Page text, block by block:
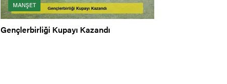
MANŞET
Gençlerbirliği Kupayı Kazandı